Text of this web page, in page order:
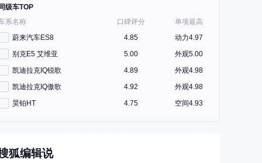
级车TOP
系名称
口碑评分
单项最高
蔚来汽车ES8
4.85
动力4.97
别克E5 艾维亚
5.00
外观5.00
凯迪拉克IQ锐歌
4.89
外观4.98
凯迪拉克IQ傲歌
4.92
外观4.98
昊铂HT
4.75 空间4.93
狐编辑说